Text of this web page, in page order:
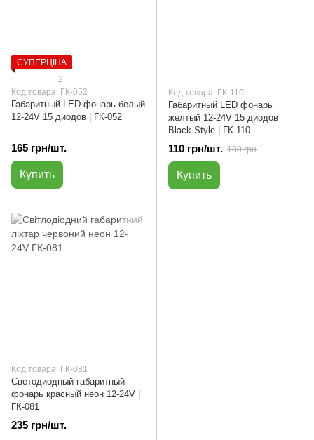
СУПЕРЦІНА
2
Код товара: ГК-052
Габаритный LED фонарь белый
12-24V 15 диодов | ГК-052
165 грн/шт.
Купить
Код товара: ГК-110
Габаритный LED фонарь
желтый 12-24V 15 диодов
Black Style | ГК-110
110 грн/шт. 180 грн
Купить
Код товара: ГК-081
Светодиодный габаритный
фонарь красный неон 12-24V |
ГК-081
235 грн/шт.